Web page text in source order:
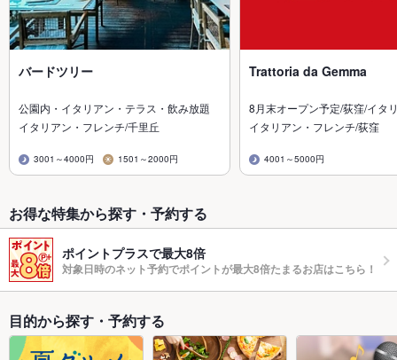
バードツリー
公園内・イタリアン・テラス・飲み放題
イタリアン・フレンチ/千里丘
3001～4000円 1501～2000円
Trattoria da Gemma
8月末オープン予定/荻窪/イタ
イタリアン・フレンチ/荻窪
4001～5000円
お得な特集から探す・予約する
ポイントプラスで最大8倍
対象日時のネット予約でポイントが最大8倍たまるお店はこちら！
目的から探す・予約する